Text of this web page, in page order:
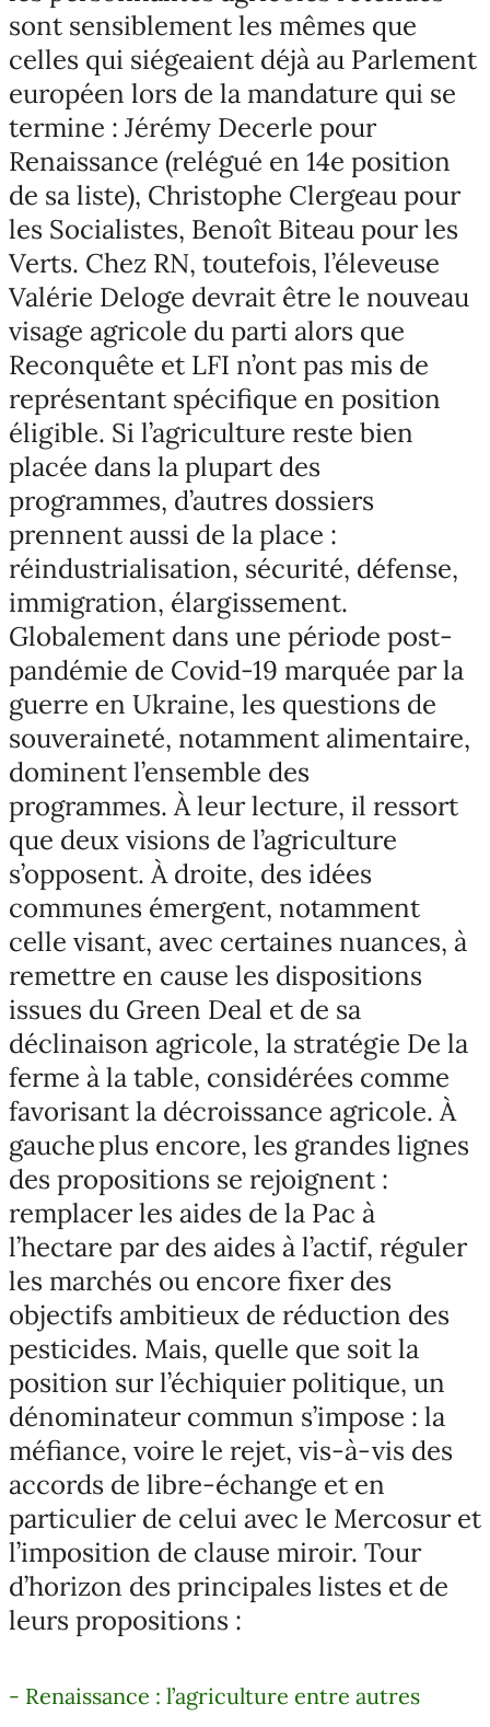
sont sensiblement les mêmes que
celles qui siégeaient déjà au Parlement
européen lors de la mandature qui se
termine : Jérémy Decerle pour
Renaissance (relégué en 14e position
de sa liste), Christophe Clergeau pour
les Socialistes, Benoît Biteau pour les
Verts. Chez RN, toutefois, l’éleveuse
Valérie Deloge devrait être le nouveau
visage agricole du parti alors que
Reconquête et LFI n’ont pas mis de
représentant spécifique en position
éligible. Si l’agriculture reste bien
placée dans la plupart des
programmes, d’autres dossiers
prennent aussi de la place :
réindustrialisation, sécurité, défense,
immigration, élargissement.
Globalement dans une période post-
pandémie de Covid-19 marquée par la
guerre en Ukraine, les questions de
souveraineté, notamment alimentaire,
dominent l’ensemble des
programmes. À leur lecture, il ressort
que deux visions de l’agriculture
s’opposent. À droite, des idées
communes émergent, notamment
celle visant, avec certaines nuances, à
remettre en cause les dispositions
issues du Green Deal et de sa
déclinaison agricole, la stratégie De la
ferme à la table, considérées comme
favorisant la décroissance agricole. À
gauche plus encore, les grandes lignes
des propositions se rejoignent :
remplacer les aides de la Pac à
l’hectare par des aides à l’actif, réguler
les marchés ou encore fixer des
objectifs ambitieux de réduction des
pesticides. Mais, quelle que soit la
position sur l’échiquier politique, un
dénominateur commun s’impose : la
méfiance, voire le rejet, vis-à-vis des
accords de libre-échange et en
particulier de celui avec le Mercosur et
l’imposition de clause miroir. Tour
d’horizon des principales listes et de
leurs propositions :
- Renaissance : l’agriculture entre autres